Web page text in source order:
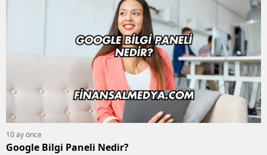
10 ay önce
Google Bilgi Paneli Nedir?